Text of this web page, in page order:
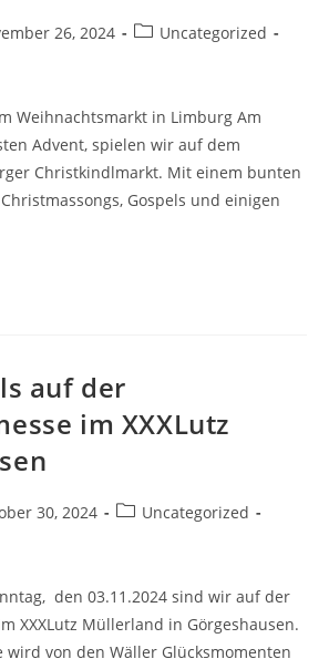
26, 2024
Uncategorized
Weihnachtsmarkt in Limburg Am
Advent, spielen wir auf dem
Christkindlmarkt. Mit einem bunten
Gospels und einigen
auf der
im XXXLutz
30, 2024
Uncategorized
den 03.11.2024 sind wir auf der
XXXLutz Müllerland in Görgeshausen.
wird von den Wäller Glücksmomenten